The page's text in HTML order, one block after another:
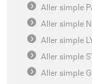
Aller simple
Aller simple
Aller simple
Aller simple
Aller simple